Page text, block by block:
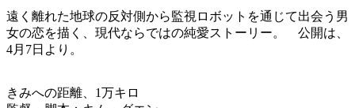
遠く離れた地球の反対側から監視ロボットを通じて出会う男
女の恋を描く、現代ならではの純愛ストーリー。 公開は、
4月7日より。
きみへの距離、1万キロ